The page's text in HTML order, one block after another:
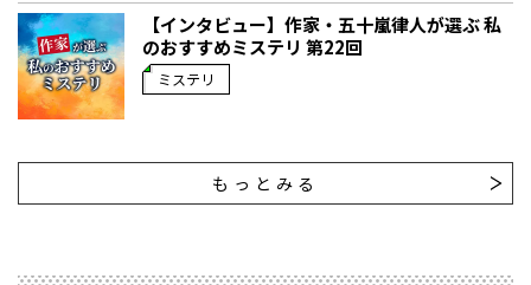
【インタビュー】作家・五十嵐律人が選ぶ 私
のおすすめミステリ 第22回
ミステリ
もっとみる